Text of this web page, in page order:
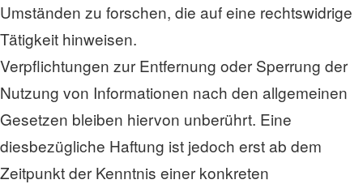
Umständen zu forschen, die auf eine rechtswidrige
Tätigkeit hinweisen.
Verpflichtungen zur Entfernung oder Sperrung der
Nutzung von Informationen nach den allgemeinen
Gesetzen bleiben hiervon unberührt. Eine
diesbezügliche Haftung ist jedoch erst ab dem
Zeitpunkt der Kenntnis einer konkreten